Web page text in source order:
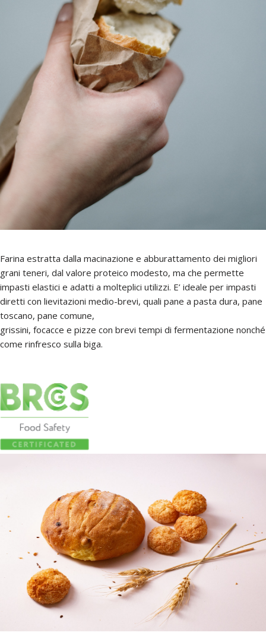
Farina estratta dalla macinazione e abburattamento dei migliori
grani teneri, dal valore proteico modesto, ma che permette
impasti elastici e adatti a molteplici utilizzi. E’ ideale per impasti
diretti con lievitazioni medio-brevi, quali pane a pasta dura, pane
toscano, pane comune,
grissini, focacce e pizze con brevi tempi di fermentazione nonché
come rinfresco sulla biga.